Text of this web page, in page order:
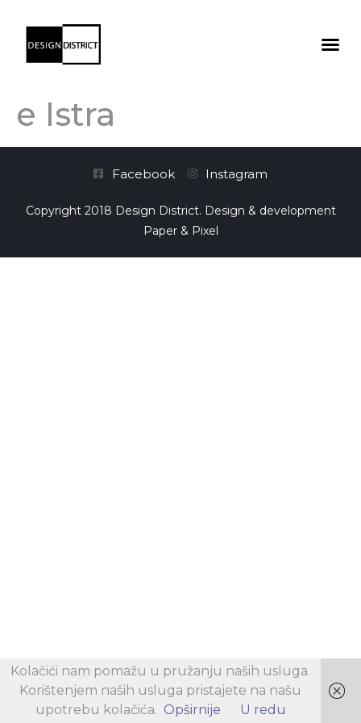
e Istra
Facebook Instagram
Copyright 2018 Design District. Design & development
Paper & Pixel
Kolačići nam pomažu u pružanju naših usluga.
Korištenjem naših usluga pristajete na našu
upotrebu kolačića. Opširnije U redu